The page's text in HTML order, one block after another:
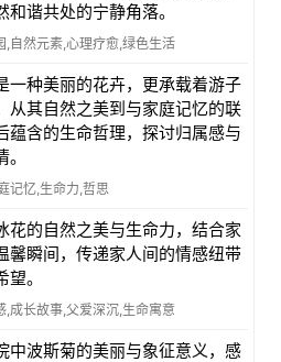
和谐共处的宁静角落。
,自然元素,心理疗愈,绿色生活
一种美丽的花卉，更承载着游子
从其自然之美到与家庭记忆的联
蕴含的生命哲理，探讨归属感与
记忆,生命力,哲思
花的自然之美与生命力，结合家
馨瞬间，传递家人间的情感纽带
。
,成长故事,父爱深沉,生命寓意
中波斯菊的美丽与象征意义，感